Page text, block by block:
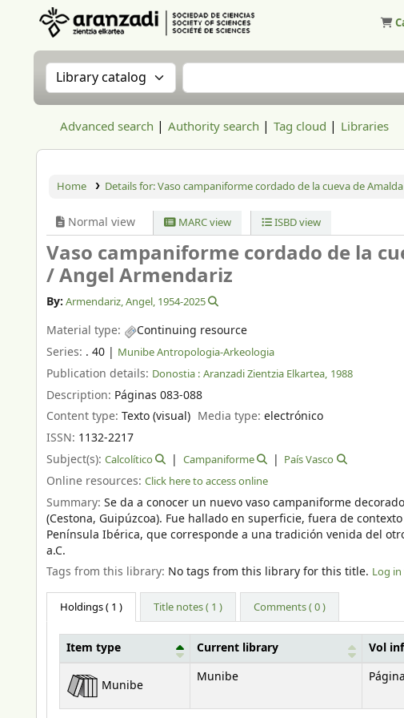
Search the catalog by:Search the catalog
Advanced search Authority search Tag cloud Libraries
Home Details for:Vaso campaniforme cordado de la cueva de
Normal view MARC view ISBD view
Vaso campaniforme cordado de la
/Angel Armendariz
By: Armendariz, Angel, 1954-2025
Material type:
Continuing resource
Series: . 40 | Munibe Antropologia-Arkeologia
Publication details: Donostia : Aranzadi Zientzia Elkartea, 1988
Description: Páginas 083-088
Content type: Texto (visual) Media type:electrónico
ISSN: 1132-2217
Subject(s): Calcolítico Campaniforme País Vasco
Online resources: Click here to access online
Summary: Se da a conocer un nuevo vaso campaniforme
(Cestona, Guipúzcoa). Fue hallado en superficie, fuera de
Península Ibérica, que corresponde a una tradición venida del
a.C.
Tags from this library: No tags from this library for this title. Log
Holdings( 1 ) Title notes ( 1 ) Comments ( 0 )
Holdings
Item type Current library Vol
Munibe
Munibe